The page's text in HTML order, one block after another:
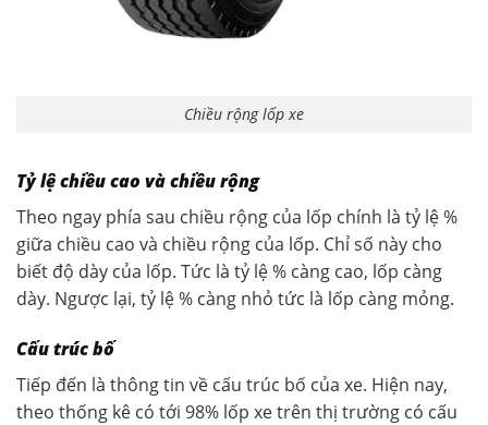
Chiều rộng lốp xe
Tỷ lệ chiều cao và chiều rộng
Theo ngay phía sau chiều rộng của lốp chính là tỷ lệ %
giữa chiều cao và chiều rộng của lốp. Chỉ số này cho
biết độ dày của lốp. Tức là tỷ lệ % càng cao, lốp càng
dày. Ngược lại, tỷ lệ % càng nhỏ tức là lốp càng mỏng.
Cấu trúc bố
Tiếp đến là thông tin về cấu trúc bố của xe. Hiện nay,
theo thống kê có tới 98% lốp xe trên thị trường có cấu